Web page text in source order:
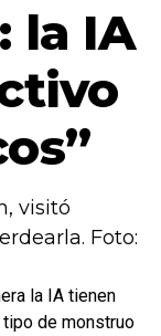
la IA
visitó
Foto:
la IA tienen
de monstruo